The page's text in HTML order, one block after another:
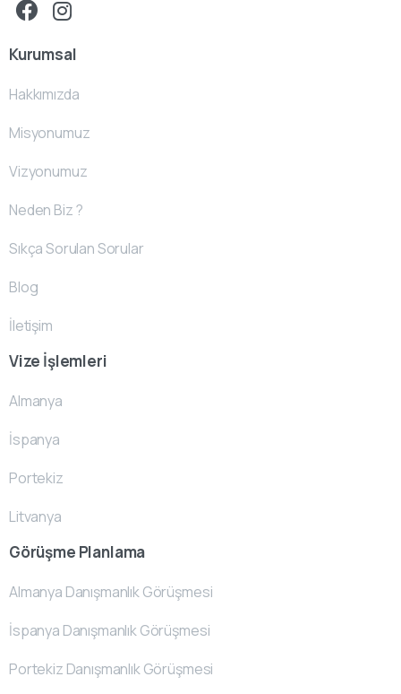
Kurumsal
Hakkımızda
Misyonumuz
Vizyonumuz
Neden Biz ?
Sıkça Sorulan Sorular
Blog
İletişim
Vize İşlemleri
Almanya
İspanya
Portekiz
Litvanya
Görüşme Planlama
Almanya Danışmanlık Görüşmesi
İspanya Danışmanlık Görüşmesi
Portekiz Danışmanlık Görüşmesi